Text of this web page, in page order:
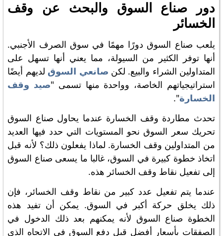
دور صناع السوق والبحث عن وقف
الخسائر
يلعب صناع السوق دورًا مهمًا في سوق الصرف الأجنبي.
أنها توفر الكثير من السيولة، مما يعني أنها تسهل على
المتداولين الشراء والبيع. لكن صانعي السوق لديهم أيضًا
استراتيجياتهم الخاصة، وواحدة منها تسمى "صيد وقف
الخسارة".
تحدث مطاردة وقف الخسارة عندما يحاول صناع السوق
تحريك سعر السوق نحو المستويات التي حدد فيها العديد
من المتداولين وقف الخسارة. لماذا يفعلون ذلك؟ لأنه قبل
اتخاذ خطوة كبيرة في السوق، غالبا ما يسعى صناع السوق
إلى تفعيل نقاط وقف الخسائر هذه.
عندما يتم تفعيل عدد كبير من نقاط وقف الخسائر، فإن
ذلك يخلق حركة أكبر في السوق. يمكن أن تفيد هذه
الخطوة صناع السوق لأنه يمكنهم بعد ذلك الدخول في
الصفقات بأسعار أفضل قبل دفع السوق في الاتجاه الذي